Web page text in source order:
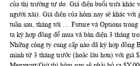
của thị trường tự do. Giá điện buổi trưa khác
người xài). Giá điện của hôm nay sẽ khác với
tuần sau, tháng tới … Future và Options trong
ta ký hợp đồng để mua và bán điện 3 tháng
Những công ty cung cấp nào đã ký hợp đồng
mình từ 3 tháng trước (hoặc lâu hơn) với giá